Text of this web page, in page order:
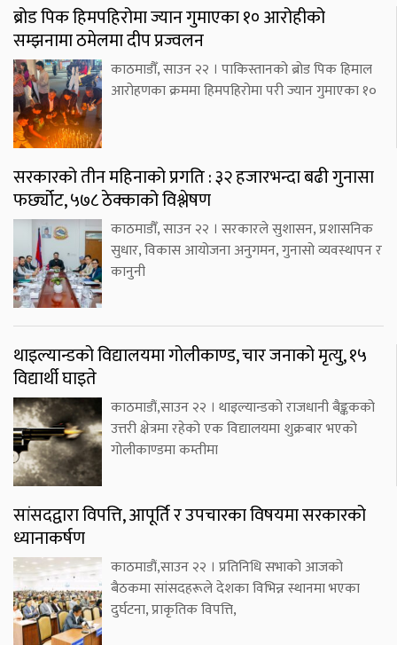
ब्रोड पिक हिमपहिरोमा ज्यान गुमाएका १० आरोहीको
सम्झनामा ठमेलमा दीप प्रज्वलन
काठमाडौँ, साउन २२ । पाकिस्तानको ब्रोड पिक हिमाल
आरोहणका क्रममा हिमपहिरोमा परी ज्यान गुमाएका १०
सरकारको तीन महिनाको प्रगति : ३२ हजारभन्दा बढी गुनासा
फर्छ्योट, ५७८ ठेक्काको विश्लेषण
काठमाडौँ, साउन २२ । सरकारले सुशासन, प्रशासनिक
सुधार, विकास आयोजना अनुगमन, गुनासो व्यवस्थापन र
कानुनी
थाइल्यान्डको विद्यालयमा गोलीकाण्ड, चार जनाको मृत्यु, १५
विद्यार्थी घाइते
काठमाडौं,साउन २२ । थाइल्यान्डको राजधानी बैङ्ककको
उत्तरी क्षेत्रमा रहेको एक विद्यालयमा शुक्रबार भएको
गोलीकाण्डमा कम्तीमा
सांसदद्वारा विपत्ति, आपूर्ति र उपचारका विषयमा सरकारको
ध्यानाकर्षण
काठमाडौं,साउन २२ । प्रतिनिधि सभाको आजको
बैठकमा सांसदहरूले देशका विभिन्न स्थानमा भएका
दुर्घटना, प्राकृतिक विपत्ति,